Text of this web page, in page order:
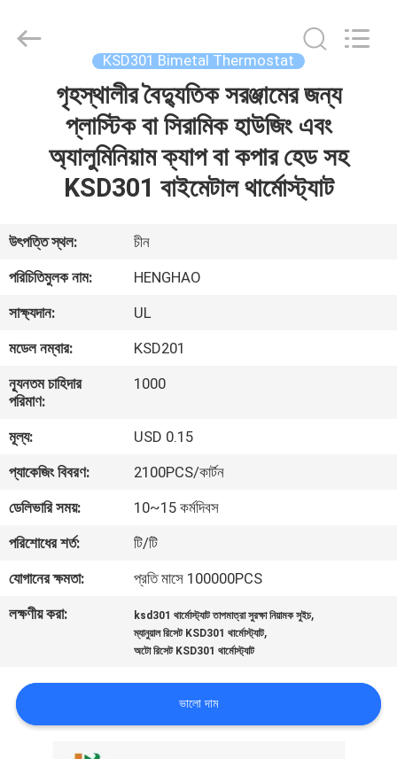
প্রদর্শন
আমাদের
সম্পর্কে
কারখানা
ভ্রমণ
মান
নিয়ন্ত্রণ
সাথে
যোগাযোগ
খবর
Electric
KSD301 Bimetal Thermostat
গৃহস্থালীর বৈদ্যুতিক সরঞ্জামের জন্য
প্লাস্টিক বা সিরামিক হাউজিং এবং
অ্যালুমিনিয়াম ক্যাপ বা কপার হেড সহ
KSD301 বাইমেটাল থার্মোস্ট্যাট
উৎপত্তি স্থল:
চীন
পরিচিতিমুলক নাম:
HENGHAO
সাক্ষ্যদান:
UL
মডেল নম্বার:
KSD201
ন্যূনতম চাহিদার
পরিমাণ:
1000
মূল্য:
USD 0.15
প্যাকেজিং বিবরণ:
2100PCS/কার্টন
ডেলিভারি সময়:
10~15 কর্মদিবস
পরিশোধের শর্ত:
টি/টি
যোগানের ক্ষমতা:
প্রতি মাসে 100000PCS
লক্ষণীয় করা:
ksd301 থার্মোস্ট্যাট তাপমাত্রা সুরক্ষা নিয়ামক সুইচ,
ম্যানুয়াল রিসেট KSD301 থার্মোস্ট্যাট,
অটো রিসেট KSD301 থার্মোস্ট্যাট
ভালো দাম